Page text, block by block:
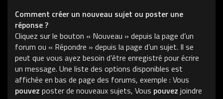
Comment créer un nouveau sujet ou poster une
réponse ?
Cliquez sur le bouton « Nouveau » depuis la page d’un
forum ou « Répondre » depuis la page d’un sujet. Il se
peut que vous ayez besoin d’être enregistré pour écrire
un message. Une liste des options disponibles est
affichée en bas de page des forums, exemple : Vous
pouvez poster de nouveaux sujets, Vous pouvez joindre